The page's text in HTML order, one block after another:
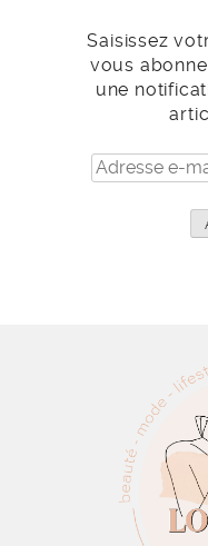
Saisissez
vous
une
Adresse
e-